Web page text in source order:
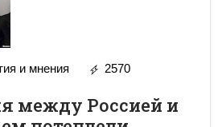
и мнения
2570
между Россией и